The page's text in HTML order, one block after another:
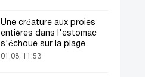
Une créature aux proies
entières dans l'estomac
s'échoue sur la plage
01.08, 11:53